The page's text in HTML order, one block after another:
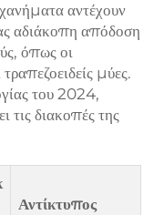
αντέχουν
αδιάκοπη απόδοση
όπως οι
μύες.
του 2024,
τις διακοπές της
Αντίκτυπος